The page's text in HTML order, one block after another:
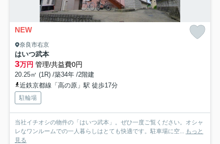
NEW
奈良市右京
はいつ武本
3万円 管理/共益費0円
20.25㎡ (1R) /築34年 /2階建
近鉄京都線「高の原」駅 徒歩17分
駐輪場
当社イチオシの物件の「はいつ武本」。ぜひ一度ご覧ください。オシャ
レなワンルームでの一人暮らしはとても快適です。駐車場に空...
もっと
見る